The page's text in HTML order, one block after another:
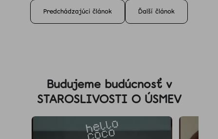
Predchádzajúci článok Ďalší článok
Budujeme budúcnosť v
STAROSLIVOSTI O ÚSMEV